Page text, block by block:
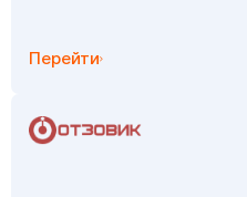
Перейти